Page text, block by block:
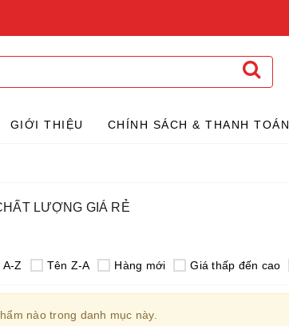
GIỚI THIỆU CHÍNH SÁCH & THANH TOÁN
LƯỢNG GIÁ RẺ
A-Z Tên Z-A Hàng mới Giá thấp đến cao
nào trong danh mục này.